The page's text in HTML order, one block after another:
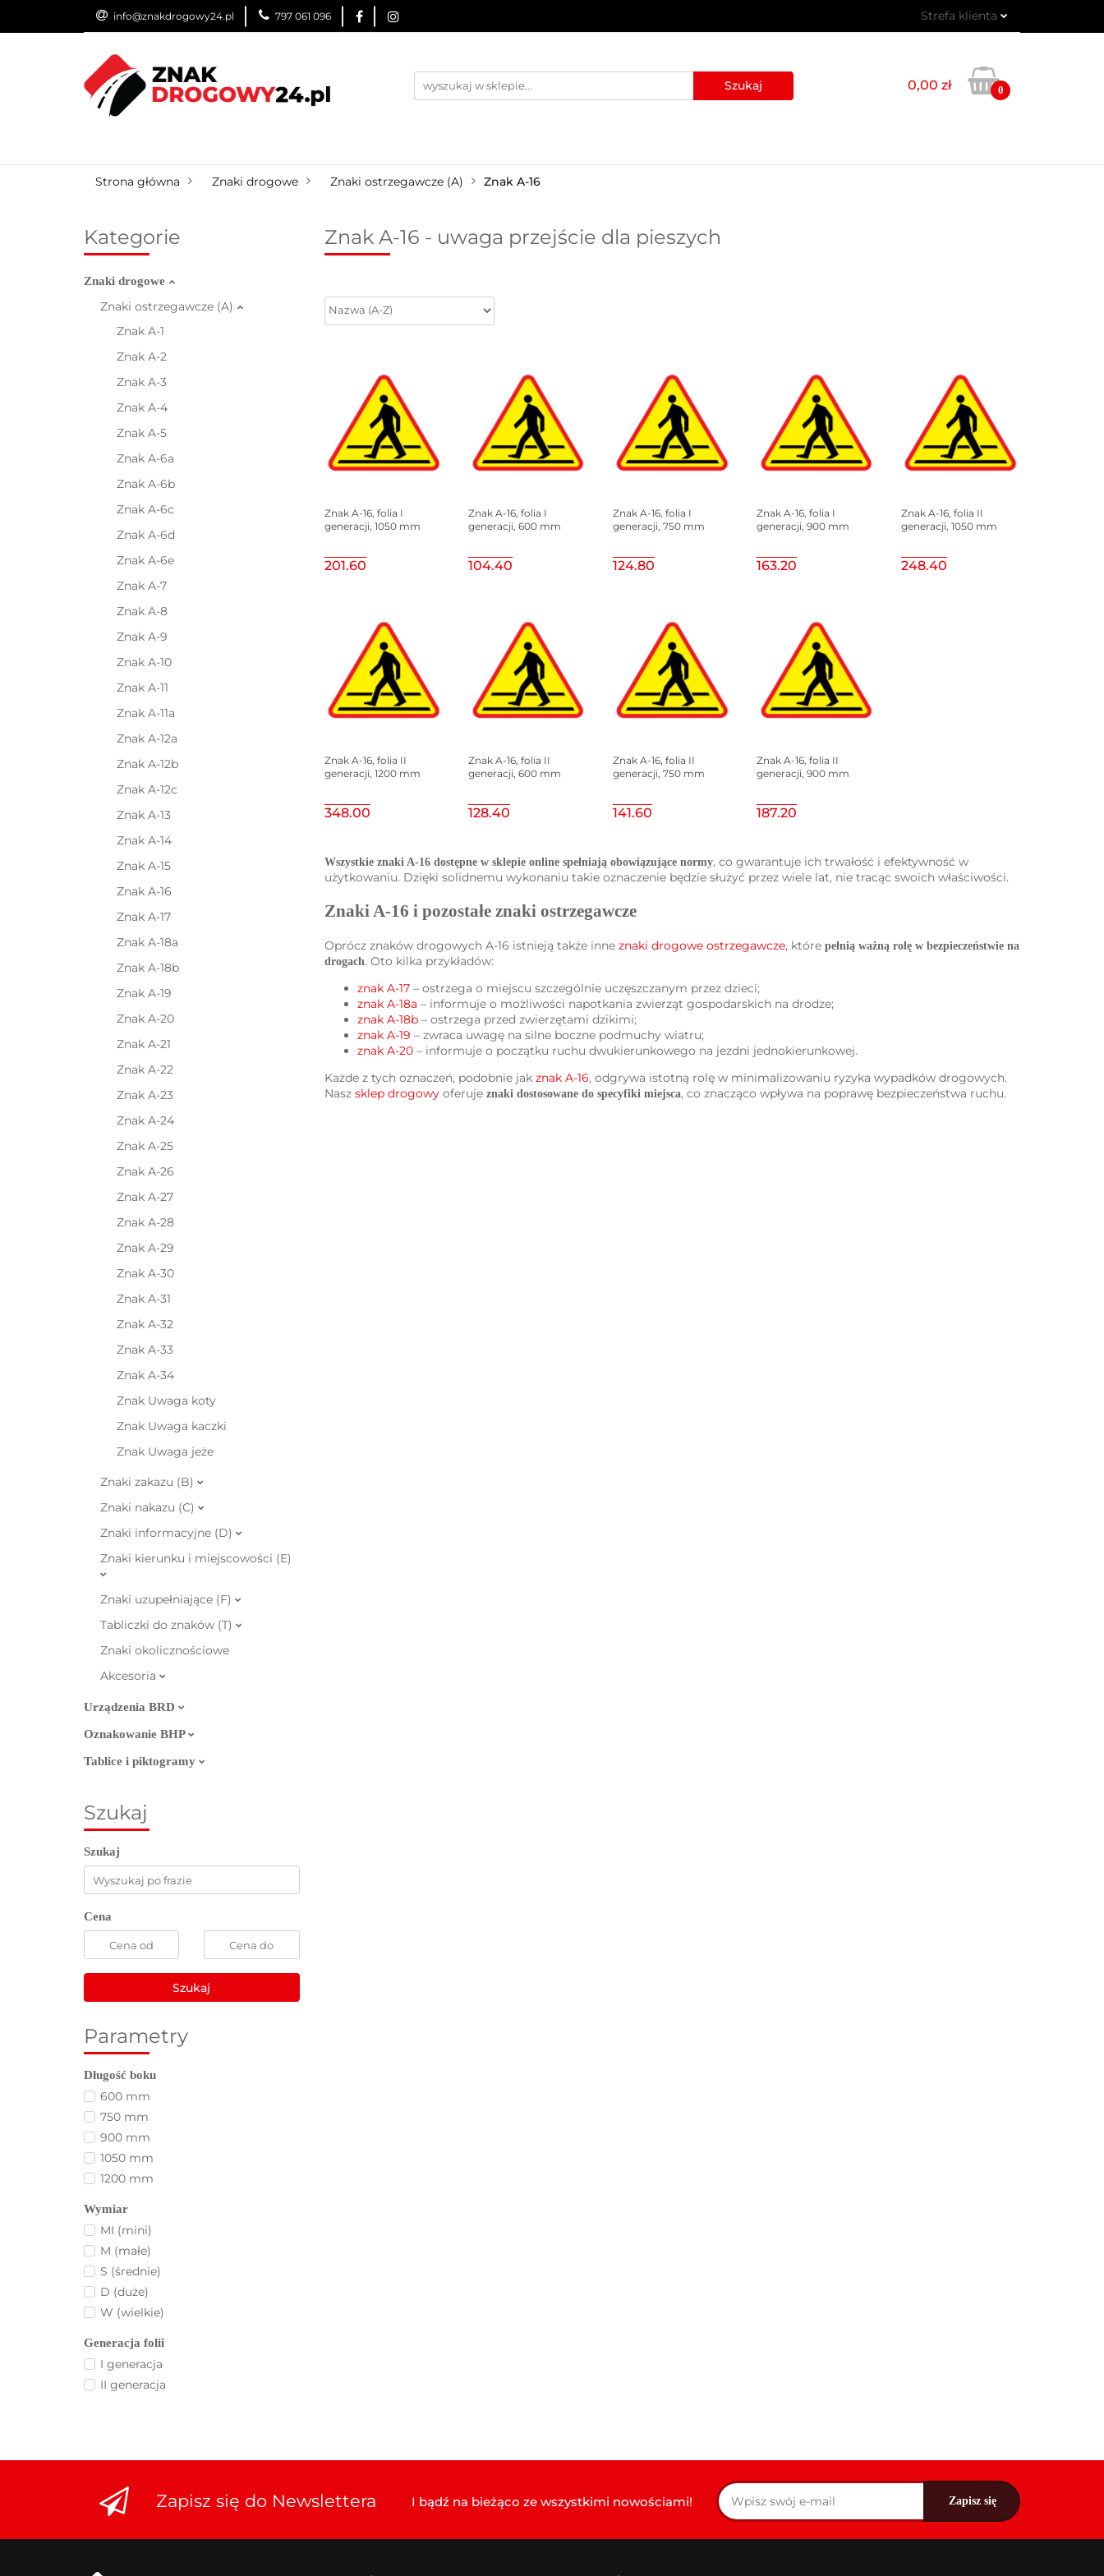
info@znakdrogowy24.pl 797 061 096 Strefa klienta
Zarejestruj się
Dodaj zgłoszenie
0,00 zł 0
ZNAKI DROGOWE URZĄDZENIA BRD
Strona główna Znaki drogowe Znaki ostrzegawcze (A) Znak A-16
Kategorie
Znaki drogowe
Znaki ostrzegawcze (A)
Znak A-1
Znak A-2
Znak A-3
Znak A-4
Znak A-5
Znak A-6a
Znak A-6b
Znak A-6c
Znak A-6d
Znak A-6e
Znak A-7
Znak A-8
Znak A-9
Znak A-10
Znak A-11
Znak A-11a
Znak A-12a
Znak A-12b
Znak A-12c
Znak A-13
Znak A-14
Znak A-15
Znak A-16
Znak A-17
Znak A-18a
Znak A-18b
Znak A-19
Znak A-20
Znak A-21
Znak A-22
Znak A-23
Znak A-24
Znak A-25
Znak A-26
Znak A-27
Znak A-28
Znak A-29
Znak A-30
Znak A-31
Znak A-32
Znak A-33
Znak A-34
Znak Uwaga koty
Znak Uwaga kaczki
Znak Uwaga jeże
Znaki zakazu (B)
Znaki nakazu (C)
Znaki informacyjne (D)
Znaki kierunku i miejscowości (E)
Znaki uzupełniające (F)
Tabliczki do znaków (T)
Znaki okolicznościowe
Akcesoria
Urządzenia BRD
Oznakowanie BHP
Tablice i piktogramy
Szukaj
Szukaj
Cena
Szukaj
Parametry
Długość boku
600 mm
750 mm
900 mm
1050 mm
1200 mm
Wymiar
MI (mini)
M (małe)
S (średnie)
D (duże)
W (wielkie)
Generacja folii
I generacja
II generacja
Znak A-16 - uwaga przejście dla pieszych
Znak A-16, folia I
generacji, 1050 mm
201.60
Znak A-16, folia I
generacji, 600 mm
104.40
Znak A-16, folia I
generacji, 750 mm
124.80
Znak A-16, folia I
generacji, 900 mm
163.20
Znak A-16, folia II
generacji, 1050 mm
248.40
Znak A-16, folia II
generacji, 1200 mm
348.00
Znak A-16, folia II
generacji, 600 mm
128.40
Znak A-16, folia II
generacji, 750 mm
141.60
Znak A-16, folia II
generacji, 900 mm
187.20
Wszystkie znaki A-16 dostępne w sklepie online spełniają obowiązujące normy, co gwarantuje ich trwałość i efektywność w
użytkowaniu. Dzięki solidnemu wykonaniu takie oznaczenie będzie służyć przez wiele lat, nie tracąc swoich właściwości.
Znaki A-16 i pozostałe znaki ostrzegawcze
Oprócz znaków drogowych A-16 istnieją także inne znaki drogowe ostrzegawcze, które pełnią ważną rolę w bezpieczeństwie na
drogach. Oto kilka przykładów:
znak A-17– ostrzega o miejscu szczególnie uczęszczanym przez dzieci;
znak A-18a – informuje o możliwości napotkania zwierząt gospodarskich na drodze;
znak A-18b– ostrzega przed zwierzętami dzikimi;
znak A-19 – zwraca uwagę na silne boczne podmuchy wiatru;
znak A-20– informuje o początku ruchu dwukierunkowego na jezdni jednokierunkowej.
Każde z tych oznaczeń, podobnie jak znak A-16, odgrywa istotną rolę w minimalizowaniu ryzyka wypadków drogowych.
Nasz sklep drogowyoferuje znaki dostosowane do specyfiki miejsca, co znacząco wpływa na poprawę bezpieczeństwa ruchu.
Zapisz się do Newslettera I bądź na bieżąco ze wszystkimi nowościami!